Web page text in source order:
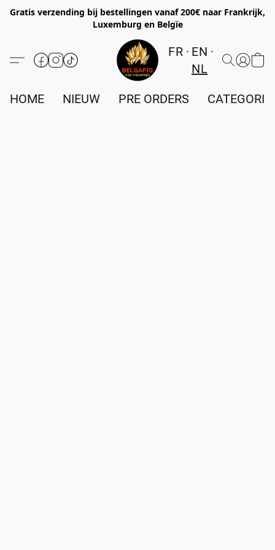
Gratis verzending bij bestellingen vanaf 200€ naar Frankrijk,
Luxemburg en Belgïe
FR
EN
NL
HOME NIEUW PRE ORDERS